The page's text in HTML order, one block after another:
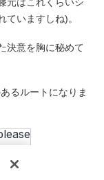
元はこれくらいシ
いますしね)。
決意を胸に秘めて
るルートになりま